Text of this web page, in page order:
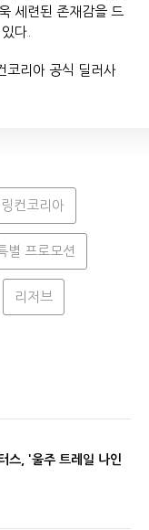
세련된 존재감을 드
다.
코리아 공식 딜러사
링컨코리아
별 프로모션
리저브
스, '울주 트레일 나인